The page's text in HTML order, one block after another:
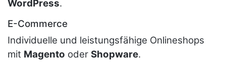
WordPress.
E-Commerce
Individuelle und leistungsfähige Onlineshops
mit Magento oder Shopware.